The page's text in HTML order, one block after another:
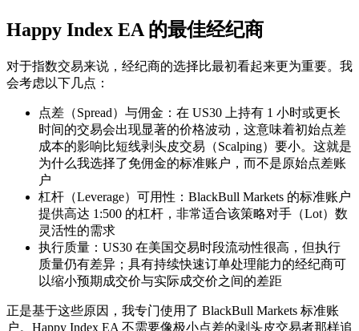
Happy Index EA 的最佳经纪商
对于指数交易来说，经纪商的选择比最初看起来更为重要。我
会考虑以下几点：
点差（Spread）与佣金：在 US30 上持有 1 小时或更长
时间的交易会出现显著的价格波动，这意味着初始点差
成本的影响比短线剥头皮交易（Scalping）要小。这就是
为什么我选择了免佣金的标准账户，而不是原始点差账
户
杠杆（Leverage）可用性：BlackBull Markets 的标准账户
提供高达 1:500 的杠杆，非常适合该策略对手（Lot）数
灵活性的需求
执行质量：US30 在美国交易时段流动性很高，但执行
质量仍有差异；具有持续快速订单处理能力的经纪商可
以缩小预期成交价与实际成交价之间的差距
正是基于这些原因，我专门使用了 BlackBull Markets 标准账
户。Happy Index EA 不需要像极小点差的剥头皮交易者那样追